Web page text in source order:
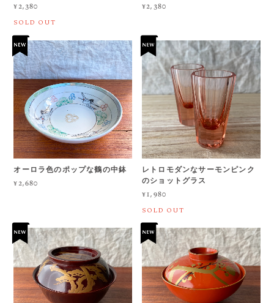
¥2,380
SOLD OUT
¥2,380
オーロラ色のポップな鶴の中鉢
¥2,680
レトロモダンなサーモンピンク
のショットグラス
¥1,980
SOLD OUT